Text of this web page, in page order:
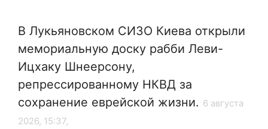
В Лукьяновском СИЗО Киева открыли
мемориальную доску рабби Леви-
Ицхаку Шнеерсону,
репрессированному НКВД за
сохранение еврейской жизни. 6 августа
2026, 15:37,